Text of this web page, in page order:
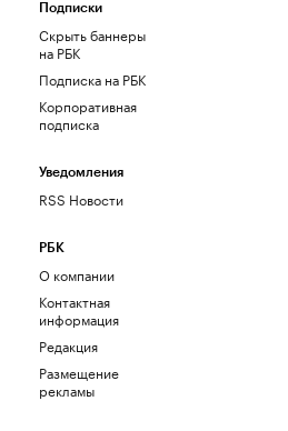
Подписки
Скрыть баннеры
на РБК
Подписка на РБК
Корпоративная
подписка
Уведомления
RSS Новости
РБК
О компании
Контактная
информация
Редакция
Размещение
рекламы